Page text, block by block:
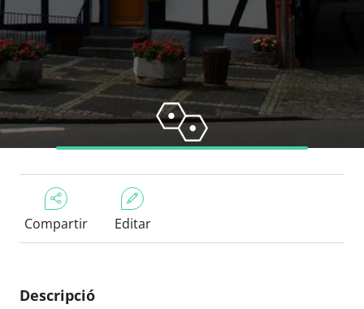
Compartir Editar
Descripció